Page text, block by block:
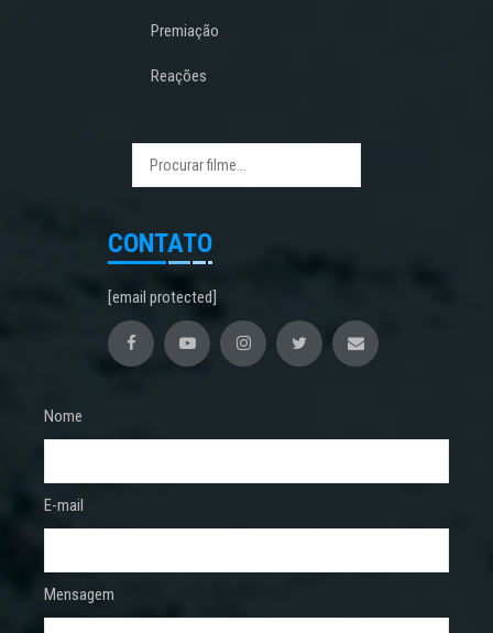
Premiação
Reações
CONTATO
[email protected]
Nome
E-mail
Mensagem